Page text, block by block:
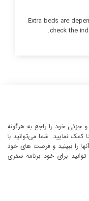
Extra beds are
check the
جزئی خود را راجع به هرگونه
کمک نمایید. شما می‌توانید با
را ببینید و فرصت های خود
برای خود برنامه سفری